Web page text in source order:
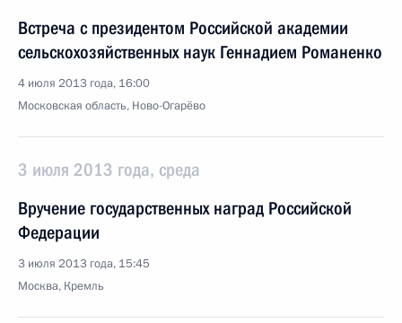
Встреча с президентом Российской академии
сельскохозяйственных наук Геннадием Романенко
4 июля 2013 года, 16:00
Московская область, Ново-Огарёво
3 июля 2013 года, среда
Вручение государственных наград Российской
Федерации
3 июля 2013 года, 15:45
Москва, Кремль